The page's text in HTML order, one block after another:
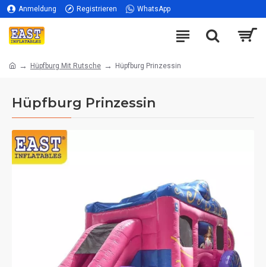
Anmeldung Registrieren WhatsApp
Hüpfburg Mit Rutsche Hüpfburg Prinzessin
Hüpfburg Prinzessin